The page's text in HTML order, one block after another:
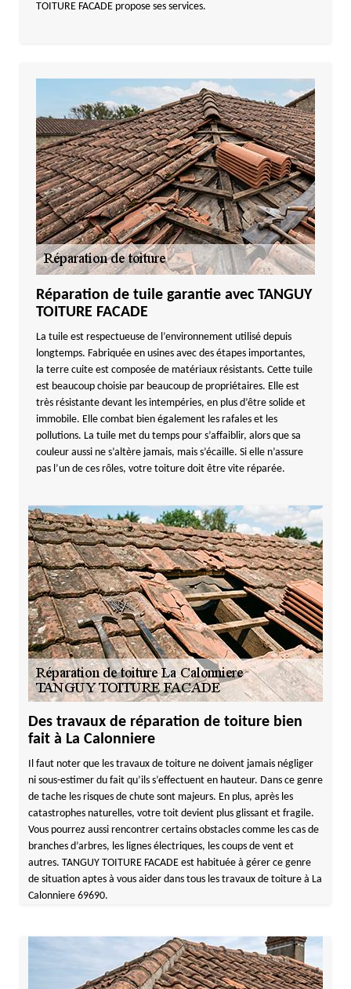
TOITURE FACADE propose ses services.
Réparation de tuile garantie avec TANGUY
TOITURE FACADE
La tuile est respectueuse de l’environnement utilisé depuis
longtemps. Fabriquée en usines avec des étapes importantes,
la terre cuite est composée de matériaux résistants. Cette tuile
est beaucoup choisie par beaucoup de propriétaires. Elle est
très résistante devant les intempéries, en plus d’être solide et
immobile. Elle combat bien également les rafales et les
pollutions. La tuile met du temps pour s’affaiblir, alors que sa
couleur aussi ne s’altère jamais, mais s’écaille. Si elle n’assure
pas l’un de ces rôles, votre toiture doit être vite réparée.
Des travaux de réparation de toiture bien
fait à La Calonniere
Il faut noter que les travaux de toiture ne doivent jamais négliger
ni sous-estimer du fait qu’ils s’effectuent en hauteur. Dans ce genre
de tache les risques de chute sont majeurs. En plus, après les
catastrophes naturelles, votre toit devient plus glissant et fragile.
Vous pourrez aussi rencontrer certains obstacles comme les cas de
branches d’arbres, les lignes électriques, les coups de vent et
autres. TANGUY TOITURE FACADE est habituée à gérer ce genre
de situation aptes à vous aider dans tous les travaux de toiture à La
Calonniere 69690.